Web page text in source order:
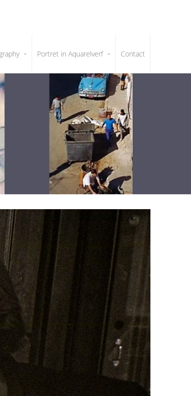
Portret in Aquarelverf Contact